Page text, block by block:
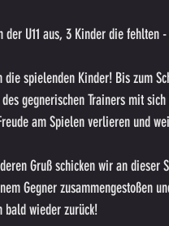
der U11 aus, 3 Kinder die
die spielenden Kinder! Bis zum
gegnerischen Trainers mit
am Spielen verlieren und
Gruß schicken wir an
Gegner zusammengestoßen
bald wieder zurück!